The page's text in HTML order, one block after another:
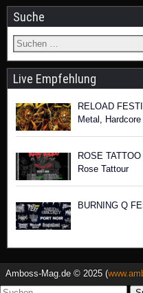
Suche
Live Empfehlung
RELOAD
Metal,
ROSE
Rose Tattour
BURNING Q
Amboss-Mag.de © 2025 (